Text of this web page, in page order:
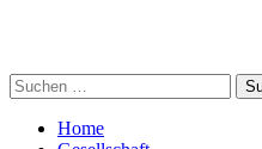
Suchen
nach:
Home